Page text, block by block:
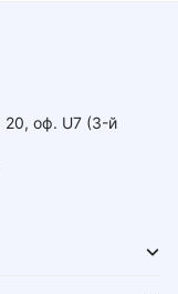
20, оф. U7 (3-й